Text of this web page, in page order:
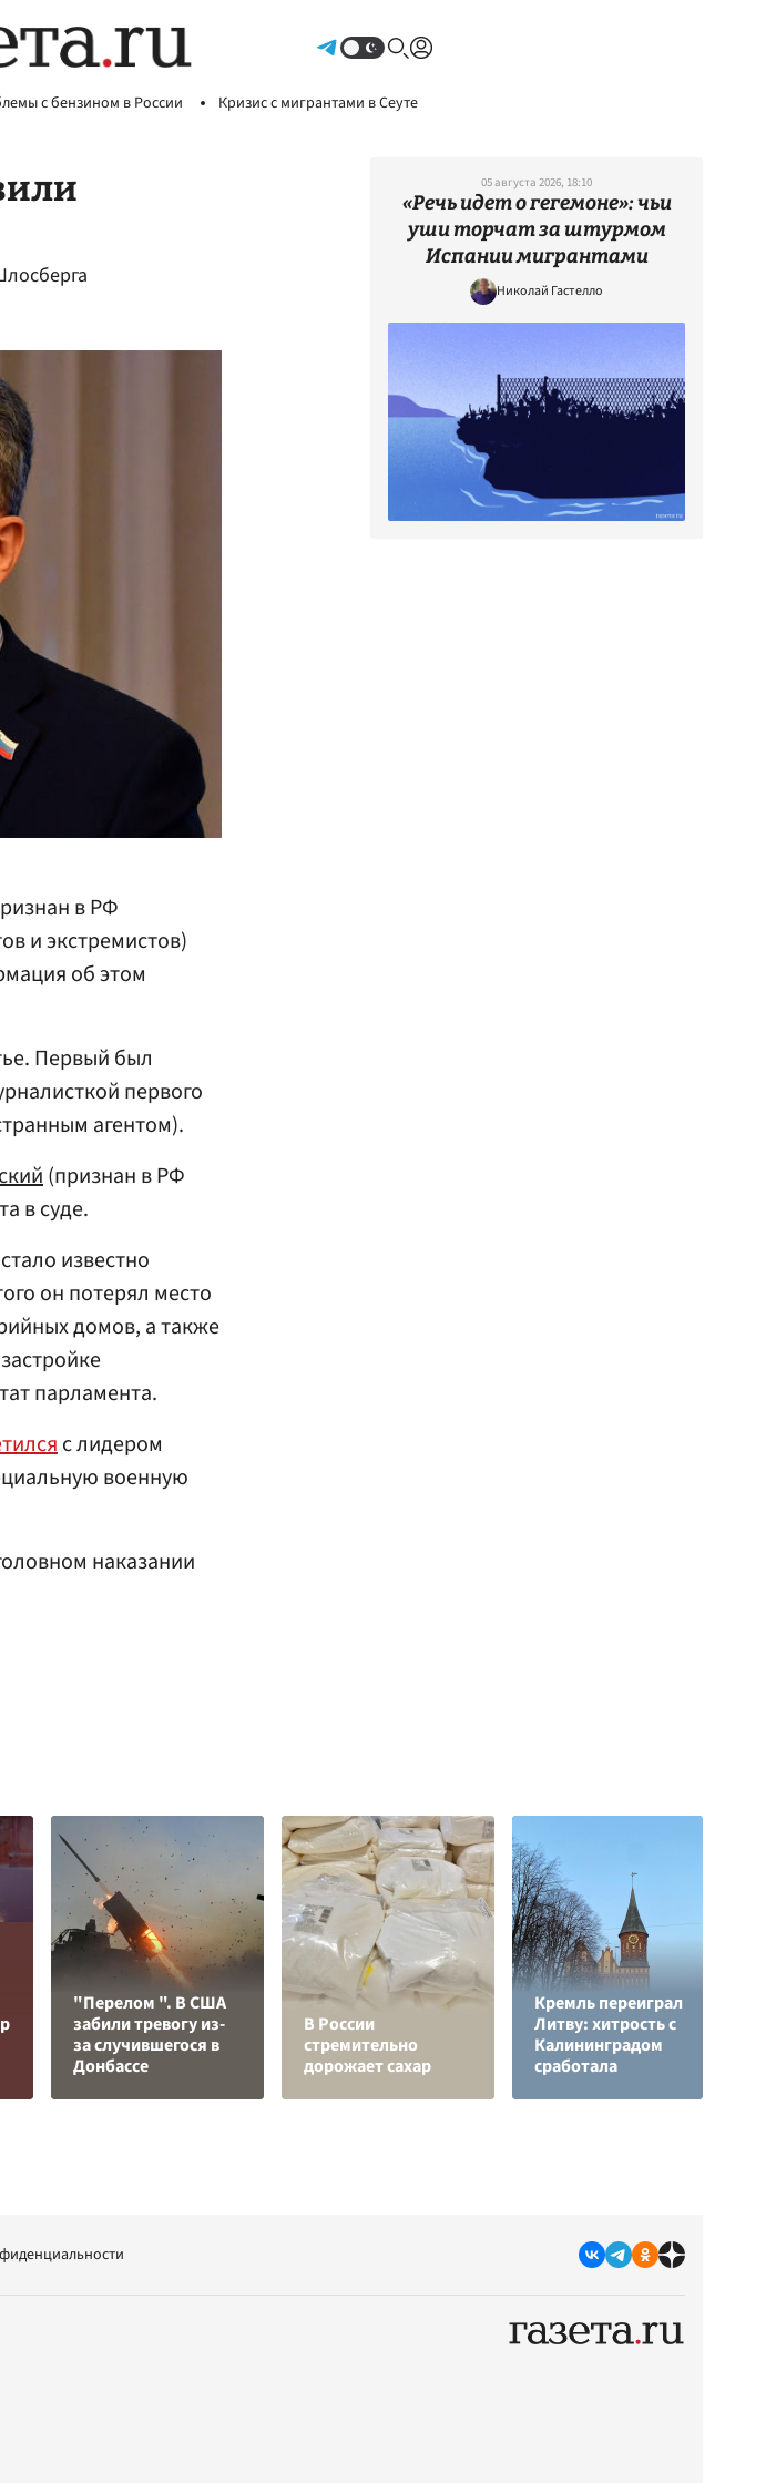
с бензином в России Кризис с мигрантами в Сеуте
в РФ
и экстремистов)
об этом
Первый был
первого
агентом).
(признан в РФ
в суде.
известно
он потерял место
домов, а также
парламента.
с лидером
военную
наказании
05 августа 2026, 18:10
«Речь идет о гегемоне»: чьи
уши торчат за штурмом
Испании мигрантами
Николай Гастелло
"Перелом ". В США
забили тревогу из-
за случившегося в
Донбассе
В России
стремительно
дорожает сахар
Кремль переиграл
Литву: хитрость с
Калининградом
сработала